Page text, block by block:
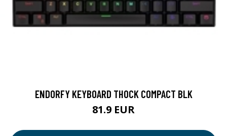
ENDORFY KEYBOARD THOCK COMPACT BLK
81.9 EUR